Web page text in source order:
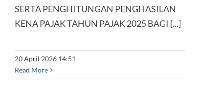
SERTA PENGHITUNGAN PENGHASILAN
KENA PAJAK TAHUN PAJAK 2025 BAGI [...]
20 April 2026 14:51
Read More